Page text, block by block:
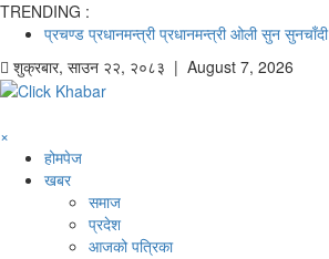
TRENDING :
प्रचण्ड प्रधानमन्त्री प्रधानमन्त्री ओली सुन सुनचाँदी
शुक्रबार, साउन २२, २०८३ | August 7, 2026
×
होमपेज
खबर
समाज
प्रदेश
आजको पत्रिका